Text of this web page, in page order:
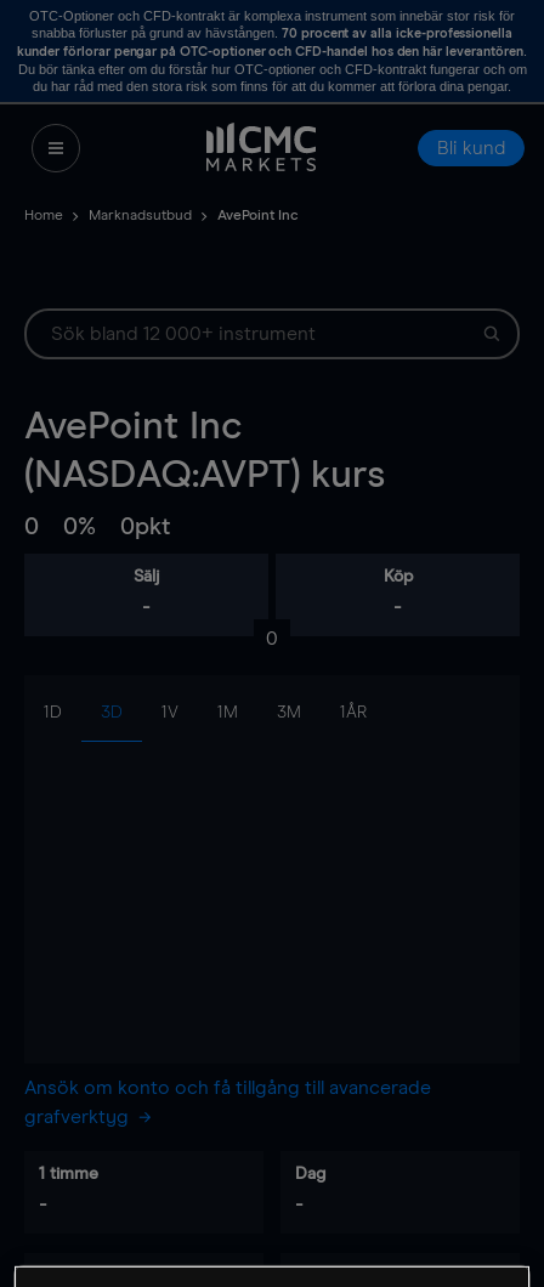
OTC-Optioner och CFD-kontrakt är komplexa instrument som innebär stor risk för
snabba förluster på grund av hävstången. 70 procent av alla icke-professionella
kunder förlorar pengar på OTC-optioner och CFD-handel hos den här leverantören.
Du bör tänka efter om du förstår hur OTC-optioner och CFD-kontrakt fungerar och om
du har råd med den stora risk som finns för att du kommer att förlora dina pengar.
Bli kund
Home Marknadsutbud AvePoint Inc
AvePoint Inc
(NASDAQ:AVPT) kurs
0 0% 0pkt
Sälj
-
Köp
-
0
1D 3D 1V 1M 3M 1ÅR
Ansök om konto och få tillgång till avancerade
grafverktyg
1 timme
-
Dag
-